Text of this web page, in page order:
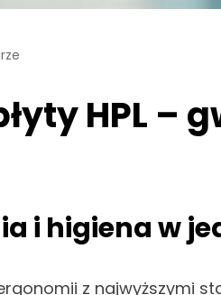
HPL –
i higiena w
z najwyższymi